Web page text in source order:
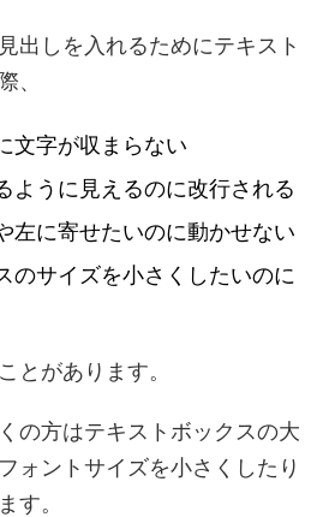
出しを入れるためにテキスト
、
文字が収まらない
ように見えるのに改行される
左に寄せたいのに動かせない
のサイズを小さくしたいのに
とがあります。
の方はテキストボックスの大
ォントサイズを小さくしたり
す。